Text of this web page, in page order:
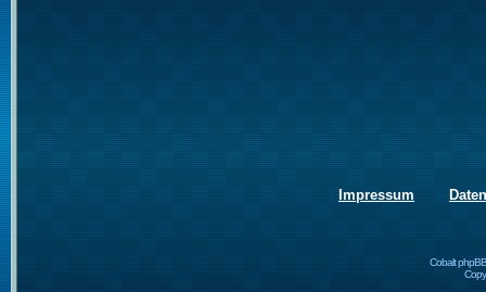
Impressum
Cobalt